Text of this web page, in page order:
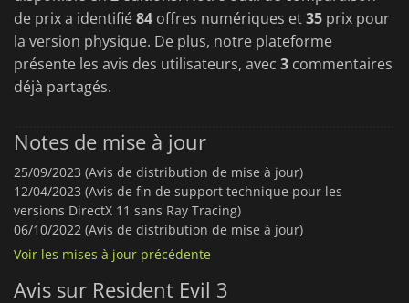
de prix a identifié84 offres numériques et35 prix pour
la version physique. De plus, notre plateforme
présente les avis des utilisateurs, avec 3 commentaires
déjà partagés.
Notes de mise à jour
25/09/2023 (Avis de distribution de mise à jour)
12/04/2023 (Avis de fin de support technique pour les
versions DirectX 11 sans Ray Tracing)
06/10/2022 (Avis de distribution de mise à jour)
Voir les mises à jour précédente
Avis sur Resident Evil 3